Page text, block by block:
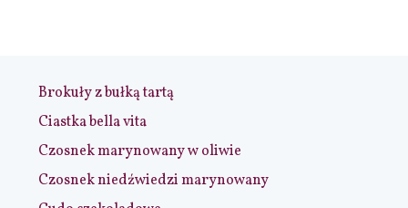
Brokuły z bułką tartą
Ciastka bella vita
Czosnek marynowany w oliwie
Czosnek niedźwiedzi marynowany